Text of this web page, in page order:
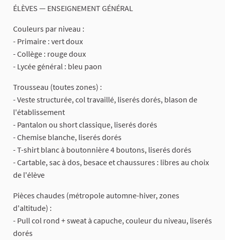
ÉLÈVES — ENSEIGNEMENT GÉNÉRAL
Couleurs par niveau :
- Primaire : vert doux
- Collège : rouge doux
- Lycée général : bleu paon
Trousseau (toutes zones) :
- Veste structurée, col travaillé, liserés dorés, blason de
l'établissement
- Pantalon ou short classique, liserés dorés
- Chemise blanche, liserés dorés
- T-shirt blanc à boutonnière 4 boutons, liserés dorés
- Cartable, sac à dos, besace et chaussures : libres au choix
de l'élève
Pièces chaudes (métropole automne-hiver, zones
d'altitude) :
- Pull col rond + sweat à capuche, couleur du niveau, liserés
dorés